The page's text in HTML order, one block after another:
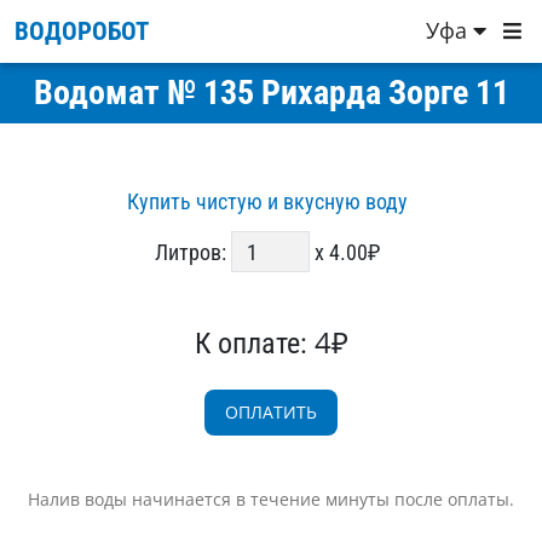
ВОДОРОБОТ Уфа
Водомат № 135 Рихарда Зорге 11
Купить чистую и вкусную воду
Литров:
x 4.00₽
К оплате: 4₽
Налив воды начинается в течение минуты после оплаты.